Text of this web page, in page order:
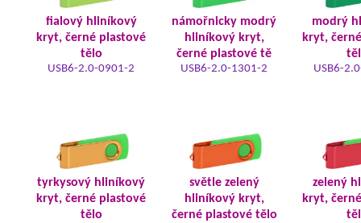
fialový hliníkový
kryt, černé plastové
tělo
USB6-2.0-0901-2
námořnicky modrý
hliníkový kryt,
černé plastové tě
USB6-2.0-1301-2
modrý
kryt,
USB6-
tyrkysový hliníkový
kryt, černé plastové
tělo
světle zelený
hliníkový kryt,
černé plastové tělo
zelený
kryt,